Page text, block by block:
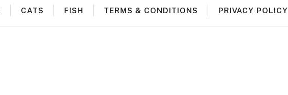
CATS FISH TERMS & CONDITIONS PRIVACY POLICY